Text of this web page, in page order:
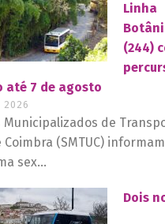
Linha
(244)
7 de agosto
Municipalizados de
(SMTUC)
sex...
Dois